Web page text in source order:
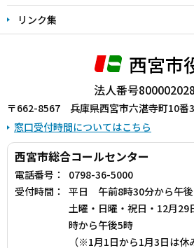
リンク集
西宮市
法人番号
〒662-8567 兵庫県西宮市六湛寺町10番3
窓口受付時間についてはこちら
西宮市総合コールセンター
電話番号：
0798-36-5000
受付時間：
平日 午前8時30分から午
土曜・日曜・祝日・12月
時から午後5時
（※1月1日から1月3日は休